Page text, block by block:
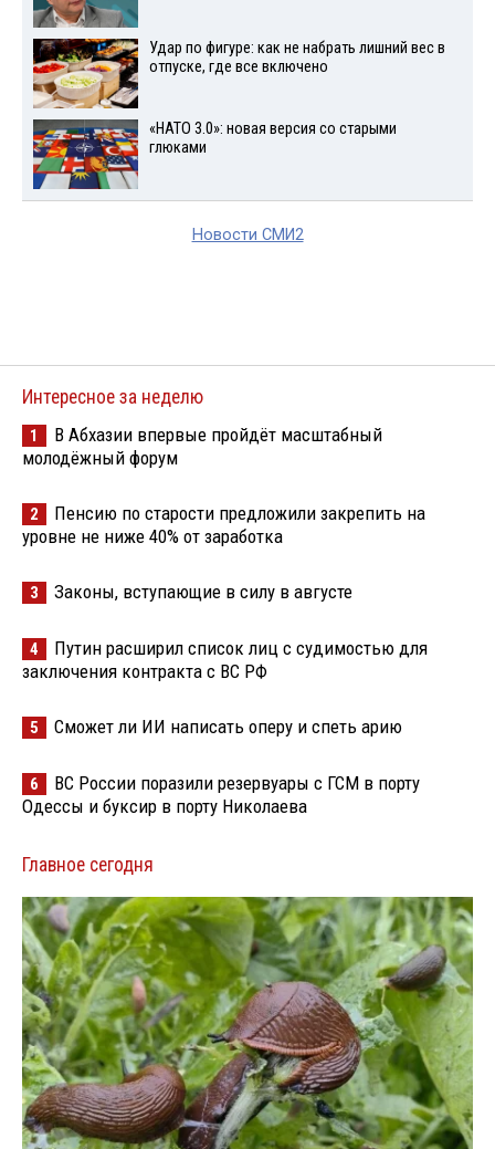
Удар по фигуре: как не набрать лишний вес в
отпуске, где все включено
«НАТО 3.0»: новая версия со старыми
глюками
Новости СМИ2
Интересное за неделю
1
В Абхазии впервые пройдёт масштабный
молодёжный форум
2
Пенсию по старости предложили закрепить на
уровне не ниже 40% от заработка
3 Законы, вступающие в силу в августе
4
Путин расширил список лиц с судимостью для
заключения контракта с ВС РФ
5 Сможет ли ИИ написать оперу и спеть арию
6
ВС России поразили резервуары с ГСМ в порту
Одессы и буксир в порту Николаева
Главное сегодня